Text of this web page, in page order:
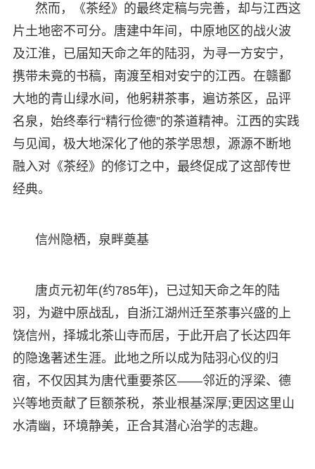
然而，《茶经》的最终定稿与完善，却与江西这
片土地密不可分。唐建中年间，中原地区的战火波
及江淮，已届知天命之年的陆羽，为寻一方安宁，
携带未竟的书稿，南渡至相对安宁的江西。在赣鄱
大地的青山绿水间，他躬耕茶事，遍访茶区，品评
名泉，始终奉行“精行俭德”的茶道精神。江西的实践
与见闻，极大地深化了他的茶学思想，源源不断地
融入对《茶经》的修订之中，最终促成了这部传世
经典。
信州隐栖，泉畔奠基
唐贞元初年(约785年)，已过知天命之年的陆
羽，为避中原战乱，自浙江湖州迁至茶事兴盛的上
饶信州，择城北茶山寺而居，于此开启了长达四年
的隐逸著述生涯。此地之所以成为陆羽心仪的归
宿，不仅因其为唐代重要茶区——邻近的浮梁、德
兴等地贡献了巨额茶税，茶业根基深厚;更因这里山
水清幽，环境静美，正合其潜心治学的志趣。